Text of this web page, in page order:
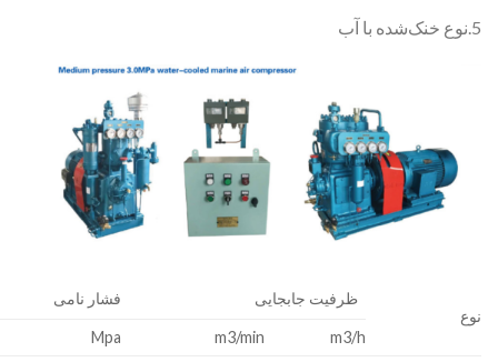
5.نوع خنک‌شده با آب
نوع
ظرفیت جابجایی فشار نامی
m3/h
m3/min
Mpa